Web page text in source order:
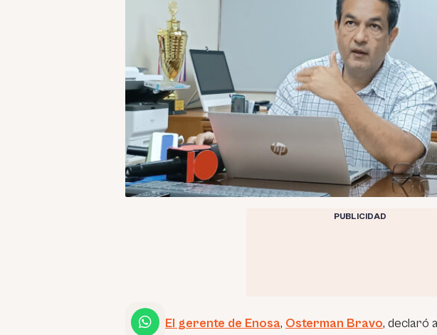
PUBLICIDAD
El gerente de Enosa, Osterman Bravo, declaró